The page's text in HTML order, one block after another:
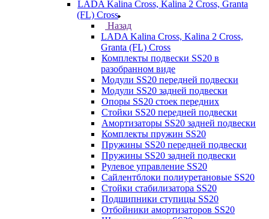
LADA Kalina Cross, Kalina 2 Cross, Granta
(FL) Cross
Назад
LADA Kalina Cross, Kalina 2 Cross,
Granta (FL) Cross
Комплекты подвески SS20 в
разобранном виде
Модули SS20 передней подвески
Модули SS20 задней подвески
Опоры SS20 стоек передних
Стойки SS20 передней подвески
Амортизаторы SS20 задней подвески
Комплекты пружин SS20
Пружины SS20 передней подвески
Пружины SS20 задней подвески
Рулевое управление SS20
Сайлентблоки полиуретановые SS20
Стойки стабилизатора SS20
Подшипники ступицы SS20
Отбойники амортизаторов SS20